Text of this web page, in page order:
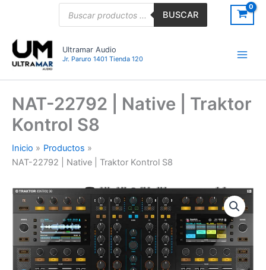
BUSCAR
Ultramar Audio
Jr. Paruro 1401 Tienda 120
NAT-22792 | Native | Traktor
Kontrol S8
Inicio
Productos
NAT-22792 | Native | Traktor Kontrol S8